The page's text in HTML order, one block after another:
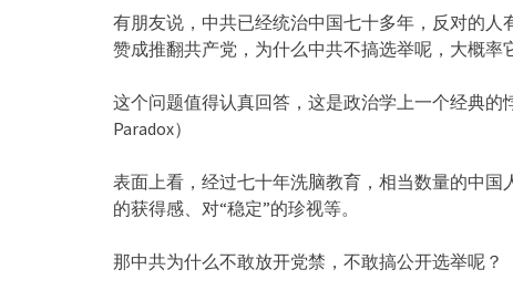
有朋友说，中共已经统治中国七十多年，反对的
赞成推翻共产党，为什么中共不搞选举呢，大概率
这个问题值得认真回答，这是政治学上一个经典
Paradox）
表面上看，经过七十年洗脑教育，相当数量的中
的获得感、对“稳定”的珍视等。
那中共为什么不敢放开党禁，不敢搞公开选举呢？